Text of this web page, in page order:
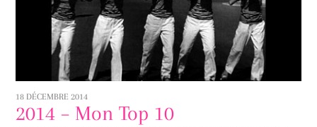
18 DÉCEMBRE 2014
2014 – Mon Top 10